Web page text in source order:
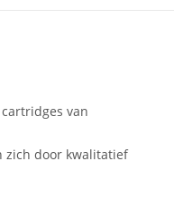
van
zich door kwalitatief